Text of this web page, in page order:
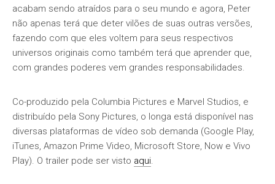
acabam sendo atraídos para o seu mundo e agora, Peter
não apenas terá que deter vilões de suas outras versões,
fazendo com que eles voltem para seus respectivos
universos originais como também terá que aprender que,
com grandes poderes vem grandes responsabilidades.
Co-produzido pela Columbia Pictures e Marvel Studios, e
distribuído pela Sony Pictures, o longa está disponível nas
diversas plataformas de vídeo sob demanda (Google Play,
iTunes, Amazon Prime Video, Microsoft Store, Now e Vivo
Play). O trailer pode ser visto aqui.